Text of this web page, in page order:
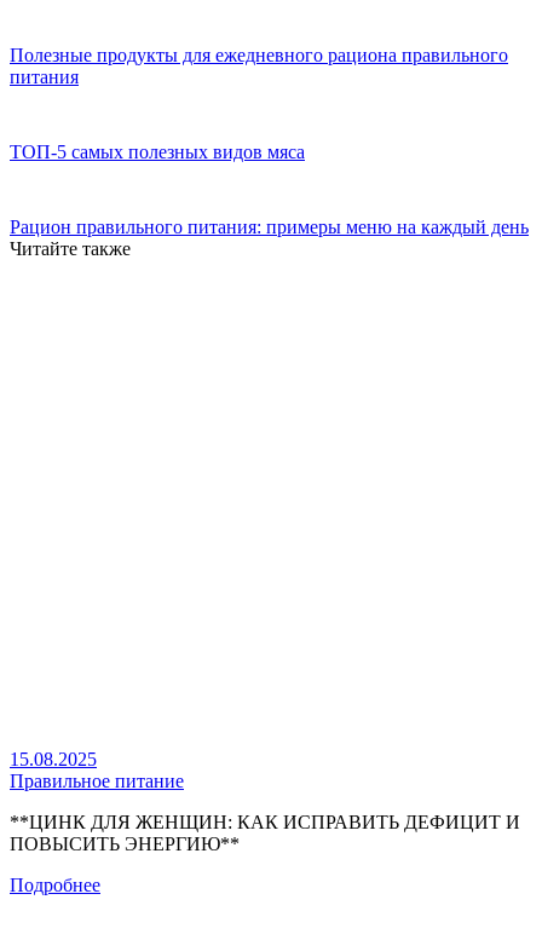
Полезные продукты для ежедневного рациона правильного
питания
ТОП-5 самых полезных видов мяса
Рацион правильного питания: примеры меню на каждый день
Читайте также
15.08.2025
Правильное питание
**ЦИНК ДЛЯ ЖЕНЩИН: КАК ИСПРАВИТЬ ДЕФИЦИТ И
ПОВЫСИТЬ ЭНЕРГИЮ**
Подробнее